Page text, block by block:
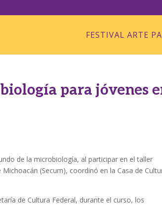
FESTIVAL ARTE
para jóvenes
de la microbiología, al participar en el taller
(Secum), coordinó en la Casa de
de Cultura Federal, durante el curso, los